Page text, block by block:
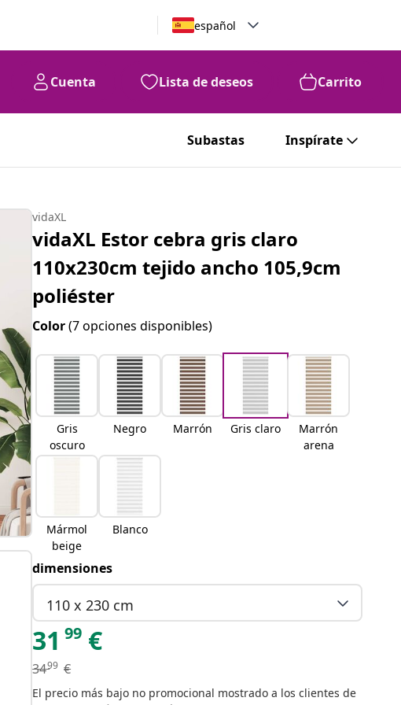
español
Cuenta Lista de deseos Carrito
Subastas Inspírate
vidaXL
vidaXL Estor cebra gris claro
110x230cm tejido ancho 105,9cm
poliéster
Color(7 opciones disponibles)
Gris
oscuro
Negro Marrón Gris claro
Marrón
arena
Mármol
beige
Blanco
dimensiones
110 x 230 cm
31 99 €
3499 €
El precio más bajo no promocional mostrado a los clientes de